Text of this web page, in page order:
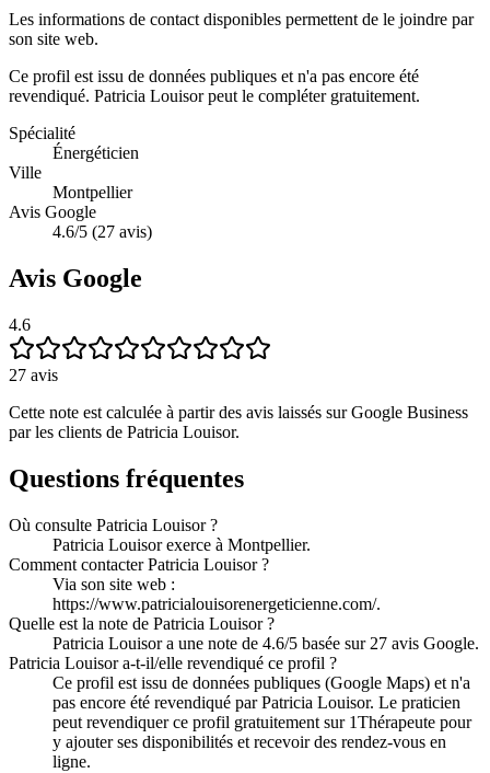
Les informations de contact disponibles permettent de le joindre par
son site web.
Ce profil est issu de données publiques et n'a pas encore été
revendiqué. Patricia Louisorpeut le compléter gratuitement.
Spécialité
Énergéticien
Ville
Montpellier
Avis Google
4.6/5 (27 avis)
Avis Google
4.6
27 avis
Cette note est calculée à partir des avis laissés sur Google Business
par les clients de Patricia Louisor.
Questions fréquentes
Où consulte Patricia Louisor ?
Patricia Louisor exerce à Montpellier.
Comment contacter Patricia Louisor ?
Via son site web :
https://www.patricialouisorenergeticienne.com/.
Quelle est la note de Patricia Louisor ?
Patricia Louisor a une note de 4.6/5 basée sur 27 avis Google.
Patricia Louisor a-t-il/elle revendiqué ce profil ?
Ce profil est issu de données publiques (Google Maps) et n'a
pas encore été revendiqué par Patricia Louisor. Le praticien
peut revendiquer ce profil gratuitement sur 1Thérapeute pour
y ajouter ses disponibilités et recevoir des rendez-vous en
ligne.